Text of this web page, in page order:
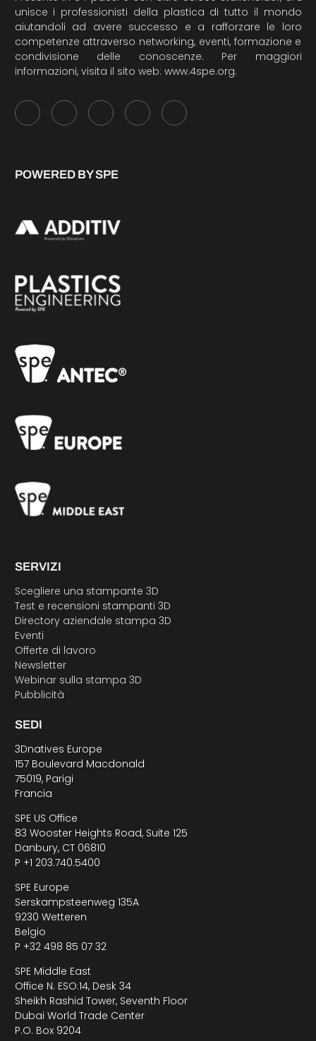
unisce i professionisti della plastica di tutto il mondo
aiutandoli ad avere successo e a rafforzare le loro
competenze attraverso networking, eventi, formazione e
condivisione delle conoscenze. Per maggiori
informazioni, visita il sito web: www.4spe.org.
POWERED BY SPE
SERVIZI
Scegliere una stampante 3D
Test e recensioni stampanti 3D
Directory aziendale stampa 3D
Eventi
Offerte di lavoro
Newsletter
Webinar sulla stampa 3D
Pubblicità
SEDI
3Dnatives Europe
157 Boulevard Macdonald
75019, Parigi
Francia
SPE US Office
83 Wooster Heights Road, Suite 125
Danbury, CT 06810
P +1 203.740.5400
SPE Europe
Serskampsteenweg 135A
9230 Wetteren
Belgio
P +32 498 85 07 32
SPE Middle East
Office N. ESO:14, Desk 34
Sheikh Rashid Tower, Seventh Floor
Dubai World Trade Center
P.O. Box 9204